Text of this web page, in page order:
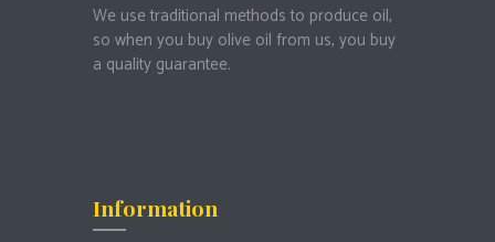
We use traditional methods to produce oil,
so when you buy olive oil from us, you buy
a quality guarantee.
Information